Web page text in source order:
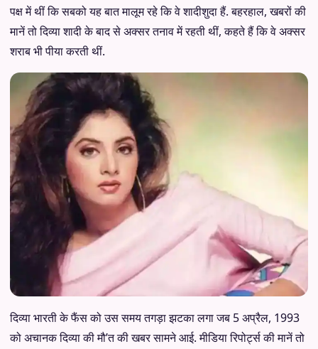
पक्ष में थीं कि सबको यह बात मालूम रहे कि वे शादीशुदा हैं. बहरहाल, खबरों की
मानें तो दिव्या शादी के बाद से अक्सर तनाव में रहती थीं, कहते हैं कि वे अक्सर
शराब भी पीया करती थीं.
दिव्या भारती के फैंस को उस समय तगड़ा झटका लगा जब 5 अप्रैल, 1993
को अचानक दिव्या की मौ’त की खबर सामने आई. मीडिया रिपोर्ट्स की मानें तो